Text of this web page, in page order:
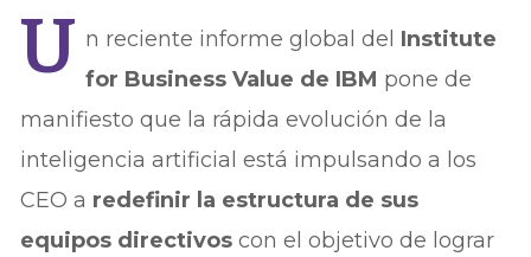
U n reciente informe global del Institute
for Business Value de IBM pone de
manifiesto que la rápida evolución de la
inteligencia artificial está impulsando a los
CEO a redefinir la estructura de sus
equipos directivoscon el objetivo de lograr